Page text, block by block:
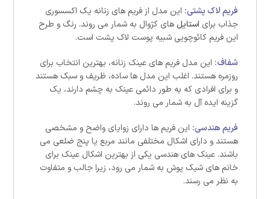
فریم لاک پشتی: این مدل از فریم های زنانه یک اکسسوری
جذاب برای استایل های کژوال به شمار می روند. رنگ و طرح
این فریم کائوچویی شبیه پوست لاک پشت است.
شفاف: این مدل فریم های عینک زنانه، بهترین انتخاب برای
روزمره هستند. اغلب این مدل ها ساده، ظریف و سبک هستند
و برای افرادی که به طور دائمی عینک به چشم دارند، یک
گزینه ایده آل به شمار می روند.
فریم هندسی: این فریم ها دارای زوایای واضح و مشخصی
هستند و دارای اشکال مختلفی مانند مربع یا پنج ضلعی می
باشند. عینک های هندسی یکی از بهترین اشکال عینک برای
خانم های شیک پوش به شمار می رود، زیرا جالب و متفاوت
به نظر می رسند.